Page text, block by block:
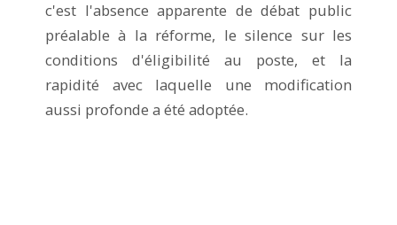
c'est l'absence apparente de débat public
préalable à la réforme, le silence sur les
conditions d'éligibilité au poste, et la
rapidité avec laquelle une modification
aussi profonde a été adoptée.